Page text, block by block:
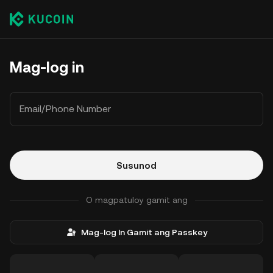
Mag-log in
Email/Phone Number
Susunod
O magpatuloy gamit ang
Mag-log In Gamit ang Passkey